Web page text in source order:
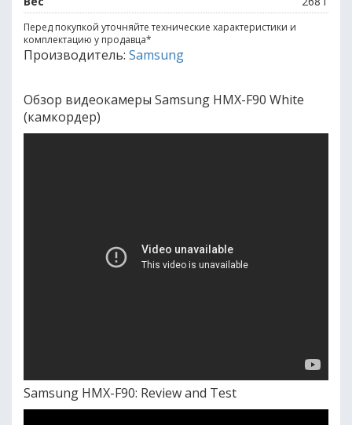
Перед покупкой уточняйте технические характеристики и
комплектацию у продавца*
Производитель: Samsung
Обзор видеокамеры Samsung HMX-F90 White
(камкордер)
Samsung HMX-F90: Review and Test